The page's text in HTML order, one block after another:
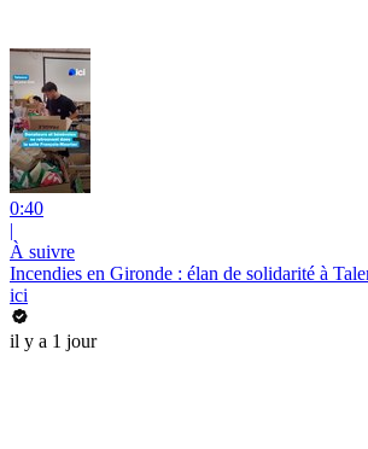
0:40
|
À suivre
Incendies en Gironde : élan de solidarité à
ici
il y a 1 jour